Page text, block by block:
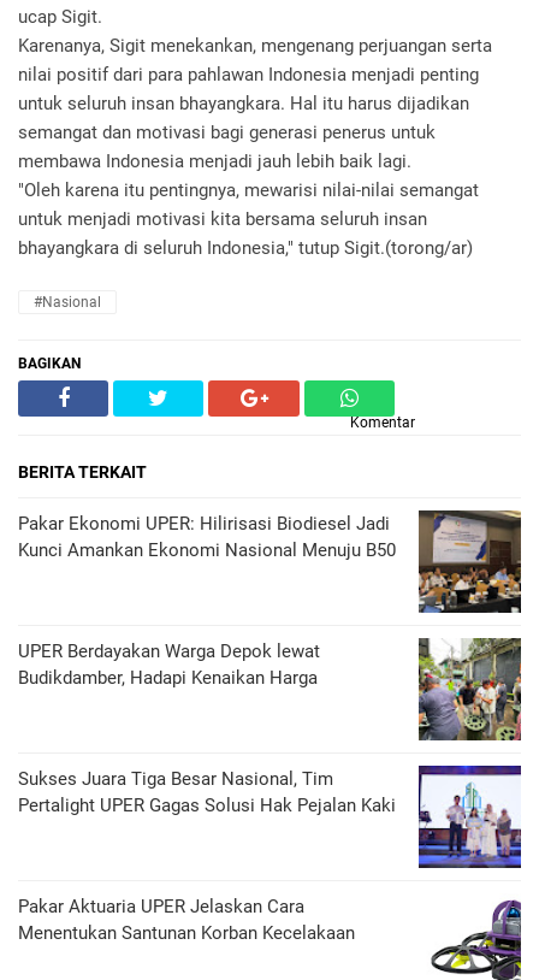
ucap Sigit.
Karenanya, Sigit menekankan, mengenang perjuangan serta
nilai positif dari para pahlawan Indonesia menjadi penting
untuk seluruh insan bhayangkara. Hal itu harus dijadikan
semangat dan motivasi bagi generasi penerus untuk
membawa Indonesia menjadi jauh lebih baik lagi.
"Oleh karena itu pentingnya, mewarisi nilai-nilai semangat
untuk menjadi motivasi kita bersama seluruh insan
bhayangkara di seluruh Indonesia," tutup Sigit.(torong/ar)
#Nasional
BAGIKAN
Komentar
BERITA TERKAIT
Pakar Ekonomi UPER: Hilirisasi Biodiesel Jadi
Kunci Amankan Ekonomi Nasional Menuju B50
UPER Berdayakan Warga Depok lewat
Budikdamber, Hadapi Kenaikan Harga
Sukses Juara Tiga Besar Nasional, Tim
Pertalight UPER Gagas Solusi Hak Pejalan Kaki
Pakar Aktuaria UPER Jelaskan Cara
Menentukan Santunan Korban Kecelakaan